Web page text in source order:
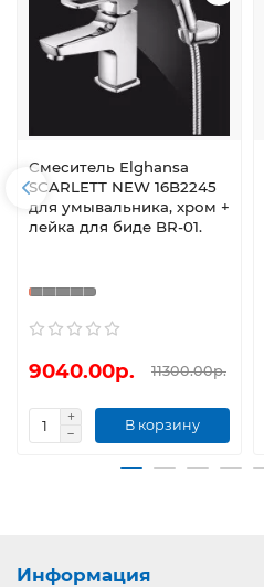
Смеситель Elghansa
SCARLETT NEW 16B2245
для умывальника, хром +
лейка для биде BR-01.
9040.00р. 11300.00р.
В корзину
Информация